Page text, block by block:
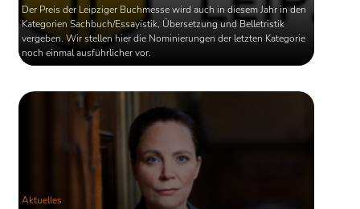
Der Preis der Leipziger Buchmesse wird auch in diesem Jahr in den
Kategorien Sachbuch/Essayistik, Übersetzung und Belletristik
vergeben. Wir stellen hier die Nominierungen der letzten Kategorie
noch einmal ausführlicher vor.
Aktuelles